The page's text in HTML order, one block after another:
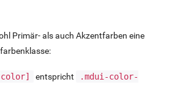
Primär- als auch Akzentfarben eine
entspricht
.mdui-color-